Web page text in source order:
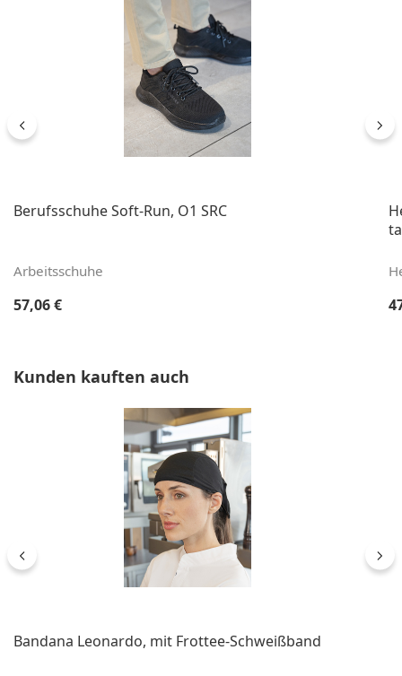
Berufsschuhe Soft-Run, O1 SRC
Arbeitsschuhe
Regulärer Preis:
57,06 €
Produktgalerie überspringen
Kunden kauften auch
Bandana Leonardo, mit Frottee-Schweißband